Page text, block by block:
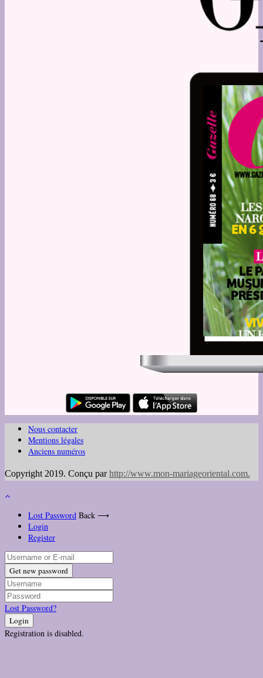
Nous contacter
Mentions légales
Anciens numéros
Copyright 2019. Conçu parhttp://www.mon-mariageoriental.com.
Lost Password Back ⟶
Login
Register
Get new password
Lost Password?
Login
Registration is disabled.